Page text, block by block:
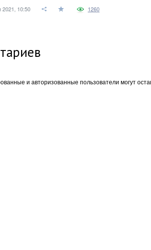
2021, 10:50 1260
и авторизованные пользователи могут